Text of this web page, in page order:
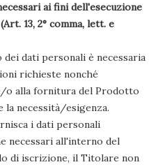
ai fini dell'esecuzione
13, 2° comma, lett. e
dati personali è necessaria
richieste nonché
o alla fornitura del Prodotto
la necessità/esigenza.
i dati personali
necessari all'interno del
di iscrizione, il Titolare non